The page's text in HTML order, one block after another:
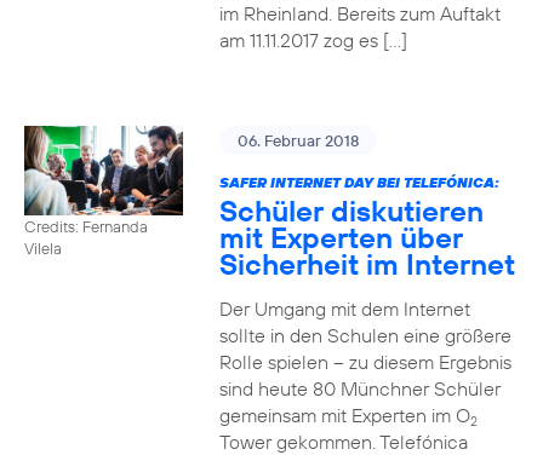
im Rheinland. Bereits zum Auftakt
am 11.11.2017 zog es […]
Credits: Fernanda
Vilela
06. Februar 2018
SAFER INTERNET DAY BEI TELEFÓNICA:
Schüler diskutieren
mit Experten über
Sicherheit im Internet
Der Umgang mit dem Internet
sollte in den Schulen eine größere
Rolle spielen – zu diesem Ergebnis
sind heute 80 Münchner Schüler
gemeinsam mit Experten im O2
Tower gekommen. Telefónica